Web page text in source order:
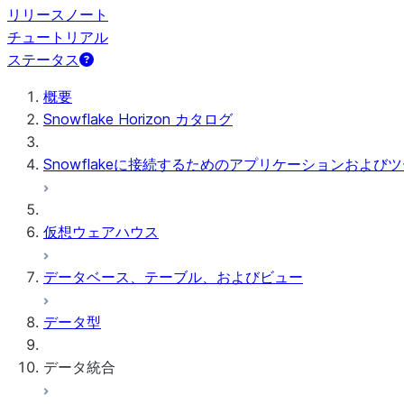
リリースノート
チュートリアル
ステータス
概要
Snowflake Horizon カタログ
Snowflakeに接続するためのアプリケーションおよび
仮想ウェアハウス
データベース、テーブル、およびビュー
データ型
データ統合